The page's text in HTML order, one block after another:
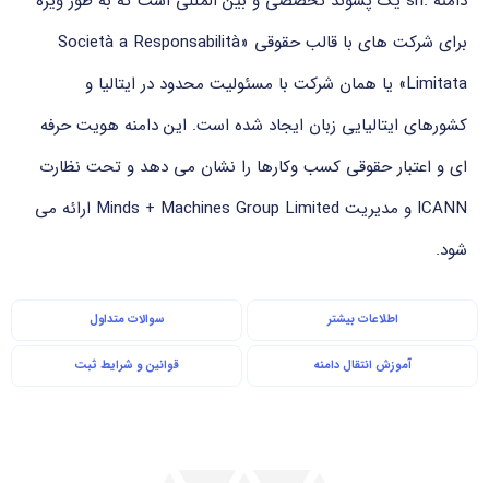
برای شرکت های با قالب حقوقی «Società a Responsabilità
Limitata» یا همان شرکت با مسئولیت محدود در ایتالیا و
کشورهای ایتالیایی زبان ایجاد شده است. این دامنه هویت حرفه
ای و اعتبار حقوقی کسب وکارها را نشان می دهد و تحت نظارت
ICANN و مدیریت Minds + Machines Group Limited ارائه می
شود.
اطلاعات بیشتر سوالات متداول
آموزش انتقال دامنه قوانین و شرایط ثبت